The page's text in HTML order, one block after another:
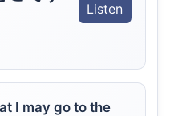
Listen
I may go to the